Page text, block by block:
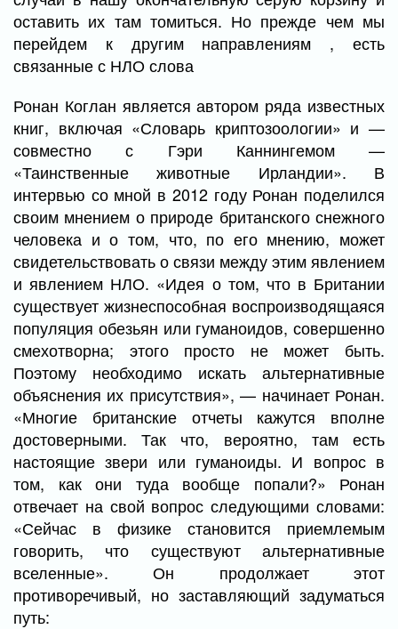
оставить их там томиться. Но прежде чем мы
перейдем к другим направлениям , есть
связанные с НЛО слова
Ронан Коглан является автором ряда известных
книг, включая «Словарь криптозоологии» и —
совместно с Гэри Каннингемом —
«Таинственные животные Ирландии». В
интервью со мной в 2012 году Ронан поделился
своим мнением о природе британского снежного
человека и о том, что, по его мнению, может
свидетельствовать о связи между этим явлением
и явлением НЛО. «Идея о том, что в Британии
существует жизнеспособная воспроизводящаяся
популяция обезьян или гуманоидов, совершенно
смехотворна; этого просто не может быть.
Поэтому необходимо искать альтернативные
объяснения их присутствия», — начинает Ронан.
«Многие британские отчеты кажутся вполне
достоверными. Так что, вероятно, там есть
настоящие звери или гуманоиды. И вопрос в
том, как они туда вообще попали?» Ронан
отвечает на свой вопрос следующими словами:
«Сейчас в физике становится приемлемым
говорить, что существуют альтернативные
вселенные». Он продолжает этот
противоречивый, но заставляющий задуматься
путь: